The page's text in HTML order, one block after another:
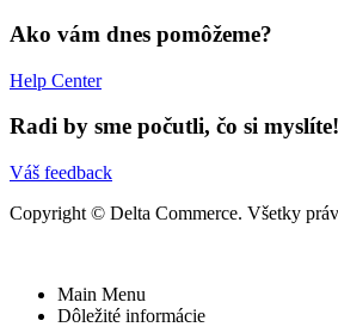
Ako vám dnes pomôžeme?
Help Center
Radi by sme počutli, čo si myslíte!
Váš feedback
Copyright © Delta Commerce. Všetky
Main Menu
Dôležité informácie